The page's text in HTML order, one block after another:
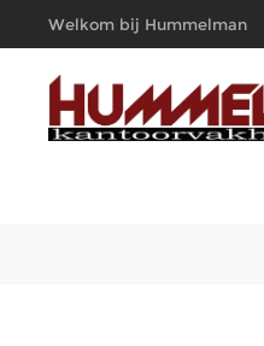
Welkom bij Hummelman
Kantoorvakhandel